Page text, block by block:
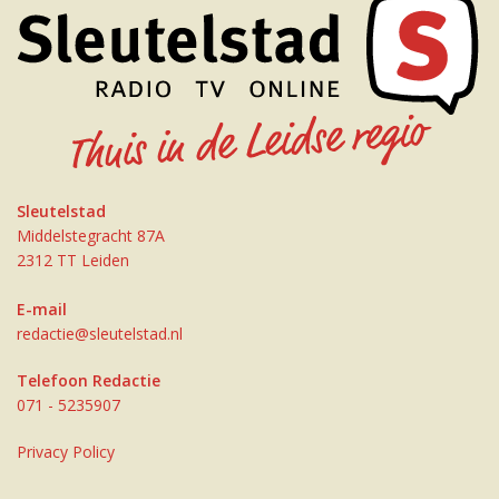
Sleutelstad
Middelstegracht 87A
2312 TT Leiden
E-mail
redactie@sleutelstad.nl
Telefoon Redactie
071 - 5235907
Privacy Policy